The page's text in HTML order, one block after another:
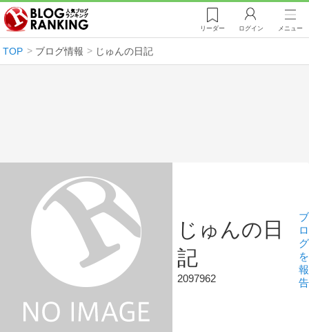
リーダー ログイン メニュー
TOP ブログ情報 じゅんの日記
じゅんの日
記
2097962
ブ
ロ
グ
を
報
告